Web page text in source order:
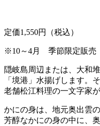
定価1,550円（税込）
※10～4月 季節限定販売
隠岐島周辺または、大和
「境港」水揚げします。
老舗松江料理の一文字家
かにの身は、地元奥出雲
芳醇なかにの身の中に、